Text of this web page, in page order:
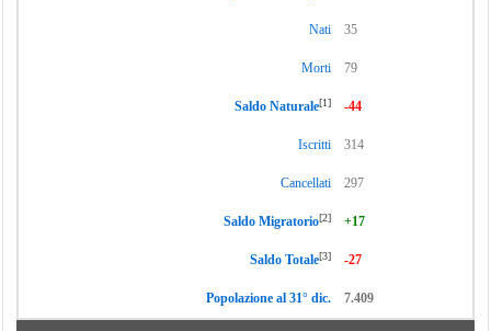
Nati 35
Morti 79
Saldo Naturale[1] -44
Iscritti 314
Cancellati 297
Saldo Migratorio[2] +17
Saldo Totale[3] -27
Popolazione al 31° dic. 7.409